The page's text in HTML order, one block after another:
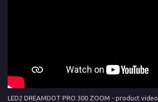
LED2 DREAMDOT PRO 300 ZOOM - product video